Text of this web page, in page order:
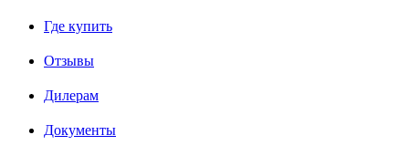
Где купить
Отзывы
Дилерам
Документы